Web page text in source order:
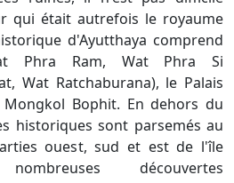
qui était autrefois le royaume
d'Ayutthaya comprend
Phra Ram, Wat Phra Si
Wat Ratchaburana), le Palais
Bophit. En dehors du
historiques sont parsemés au
ouest, sud et est de l'île
découvertes